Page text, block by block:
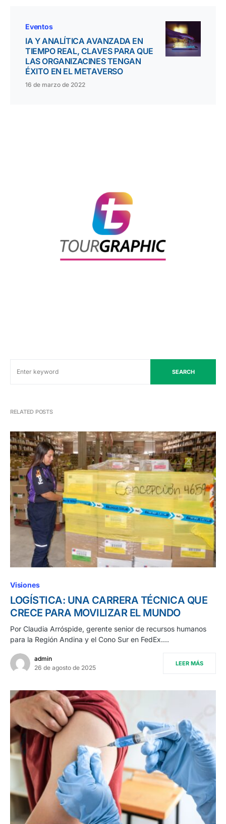
Eventos
IA Y ANALÍTICA AVANZADA EN
TIEMPO REAL, CLAVES PARA QUE
LAS ORGANIZACINES TENGAN
ÉXITO EN EL METAVERSO
16 de marzo de 2022
SEARCH
RELATED POSTS
Visiones
LOGÍSTICA: UNA CARRERA TÉCNICA QUE
CRECE PARA MOVILIZAR EL MUNDO
Por Claudia Arróspide, gerente senior de recursos humanos
para la Región Andina y el Cono Sur en FedEx.…
admin
26 de agosto de 2025
LEER MÁS